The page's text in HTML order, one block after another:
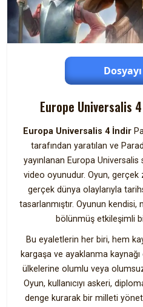
Europe Universalis
Europa Universalis 4 İndir
tarafından yaratılan ve
yayınlanan Europa
video oyunudur. Oyun, gerçek
gerçek dünya olaylarıyla
tasarlanmıştır. Oyunun
bölünmüş etkileşimli
Bu eyaletlerin her biri, hem
kargaşa ve ayaklanma
ülkelerine olumlu veya
Oyun, kullanıcıyı askeri,
denge kurarak bir milleti